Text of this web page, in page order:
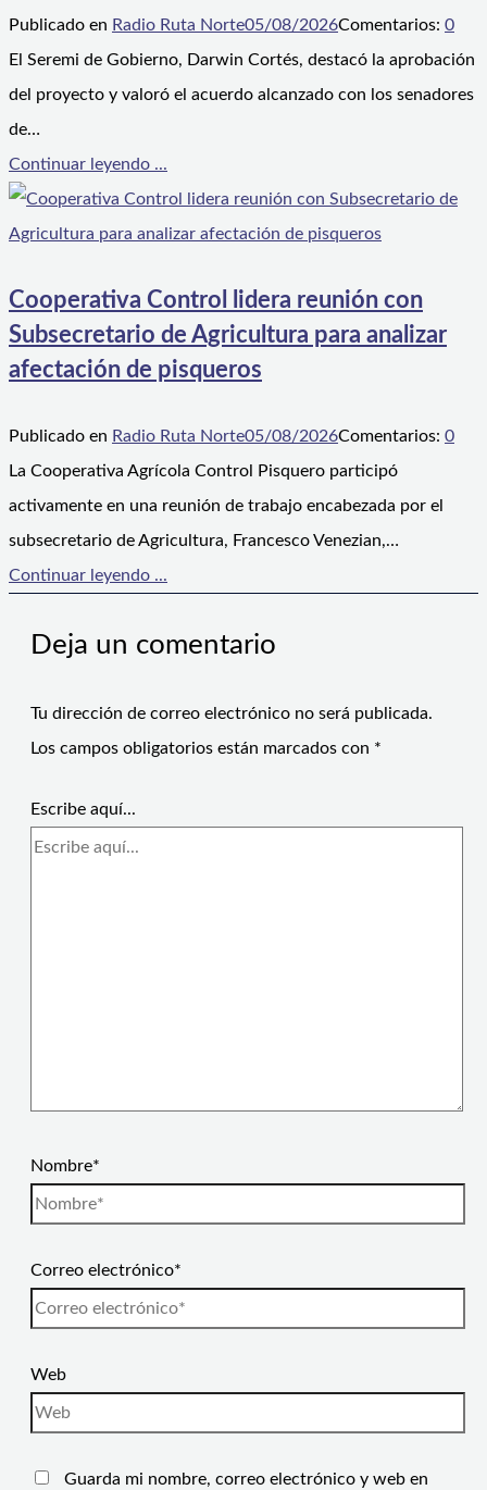
Publicado en Radio Ruta Norte05/08/2026Comentarios: 0
El Seremi de Gobierno, Darwin Cortés, destacó la aprobación
del proyecto y valoró el acuerdo alcanzado con los senadores
de…
Continuar leyendo ...
Cooperativa Control lidera reunión con
Subsecretario de Agricultura para analizar
afectación de pisqueros
Publicado en Radio Ruta Norte05/08/2026Comentarios: 0
La Cooperativa Agrícola Control Pisquero participó
activamente en una reunión de trabajo encabezada por el
subsecretario de Agricultura, Francesco Venezian,…
Continuar leyendo ...
Deja un comentario
Tu dirección de correo electrónico no será publicada.
Los campos obligatorios están marcados con *
Escribe aquí...
Nombre*
Correo electrónico*
Web
Guarda mi nombre, correo electrónico y web en